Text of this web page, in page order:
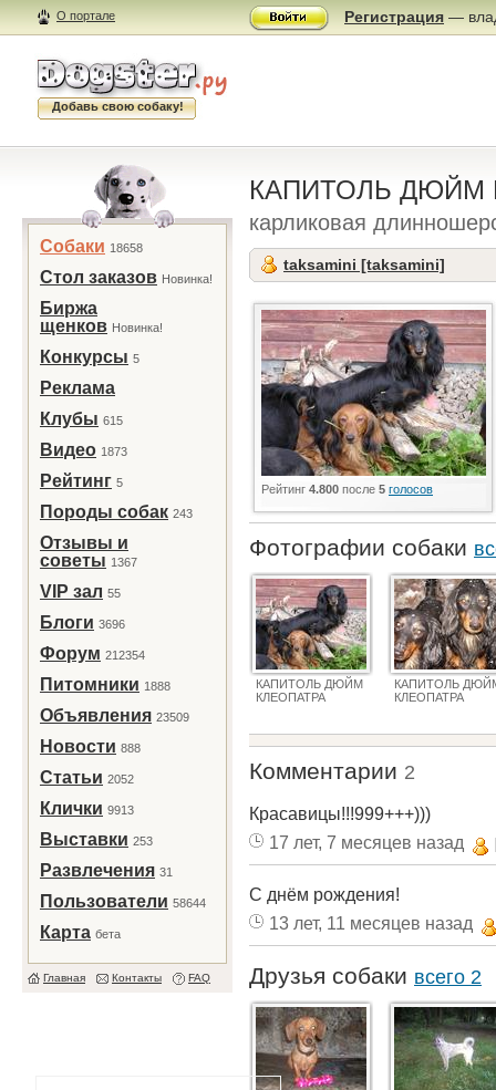
О портале Регистрация —
Добавь свою собаку!
Собаки 18658
Стол заказов Новинка!
Биржа
щенков Новинка!
Конкурсы 5
Реклама
Клубы 615
Видео 1873
Рейтинг 5
Породы собак 243
Отзывы и
советы 1367
VIP зал 55
Блоги 3696
Форум 212354
Питомники 1888
Объявления 23509
Новости 888
Статьи 2052
Клички 9913
Выставки 253
Развлечения 31
Пользователи 58644
Карта бета
Главная Контакты FAQ
КАПИТОЛЬ ДЮЙМ
карликовая
taksamini [taksamini]
Рейтинг 4.800 после 5 голосов
Фотографии собаки
КАПИТОЛЬ ДЮЙМ
КЛЕОПАТРА
КАПИТОЛЬ
КЛЕОПАТРА
Комментарии 2
Красавицы!!!999+++)))
17 лет, 7 месяцев назад
С днём рождения!
13 лет, 11 месяцев назад
Друзья собаки всего 2